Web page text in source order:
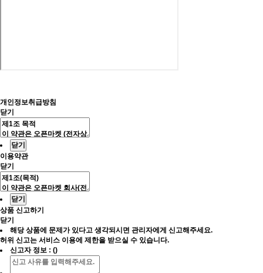
개인정보취급방침
닫기
닫기
이용약관
닫기
닫기
상품 신고하기
닫기
해당 상품에 문제가 있다고 생각되시면 관리자에게 신고해주세요.
허위 신고는 서비스 이용에 제한을 받으실 수 있습니다.
신고자 정보 : ()